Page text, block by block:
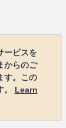
ービスを
からのご
す。この
。 Learn